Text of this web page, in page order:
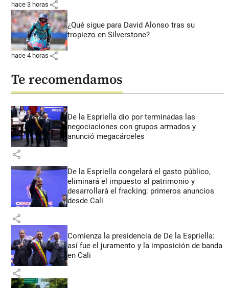
hace 3 horas share
¿Qué sigue para David Alonso tras su
tropiezo en Silverstone?
hace 4 horas share
Te recomendamos
De la Espriella dio por terminadas las
negociaciones con grupos armados y
anunció megacárceles
share
De la Espriella congelará el gasto público,
eliminará el impuesto al patrimonio y
desarrollará el fracking: primeros anuncios
desde Cali
share
Comienza la presidencia de De la Espriella:
así fue el juramento y la imposición de banda
en Cali
share